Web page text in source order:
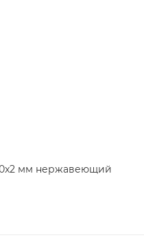
мм нержавеющий